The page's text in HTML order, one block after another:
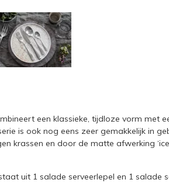
een klassieke, tijdloze vorm met
is ook nog eens zeer gemakkelijk in
krassen en door de matte afwerking
uit 1 salade serveerlepel en 1 salade